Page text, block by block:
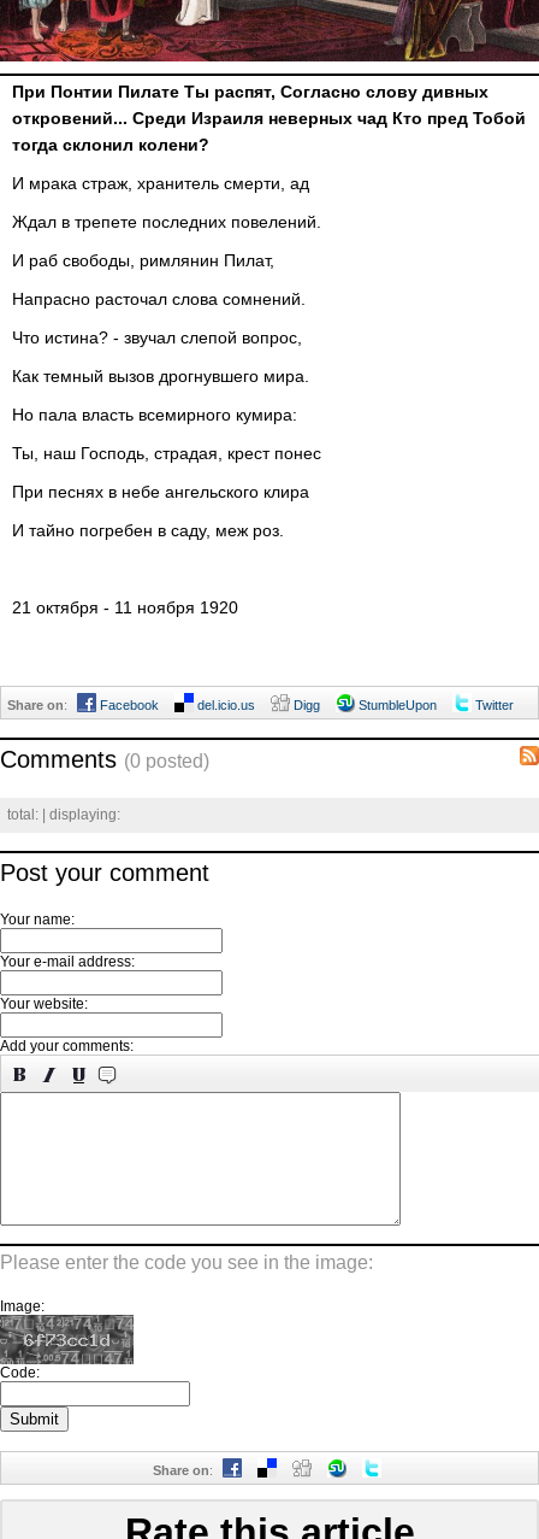
При Понтии Пилате Ты распят, Согласно слову дивных
откровений... Среди Израиля неверных чад Кто пред Тобой
тогда склонил колени?
И мрака страж, хранитель смерти, ад
Ждал в трепете последних повелений.
И раб свободы, римлянин Пилат,
Напрасно расточал слова сомнений.
Что истина? - звучал слепой вопрос,
Как темный вызов дрогнувшего мира.
Но пала власть всемирного кумира:
Ты, наш Господь, страдая, крест понес
При песнях в небе ангельского клира
И тайно погребен в саду, меж роз.
21 октября - 11 ноября 1920
Share on: Facebook del.icio.us Digg StumbleUpon Twitter
Comments (0 posted)
total: | displaying:
Post your comment
Your name:
Your e-mail address:
Your website:
Add your comments:
Please enter the code you see in the image:
Image:
Code:
Share on: